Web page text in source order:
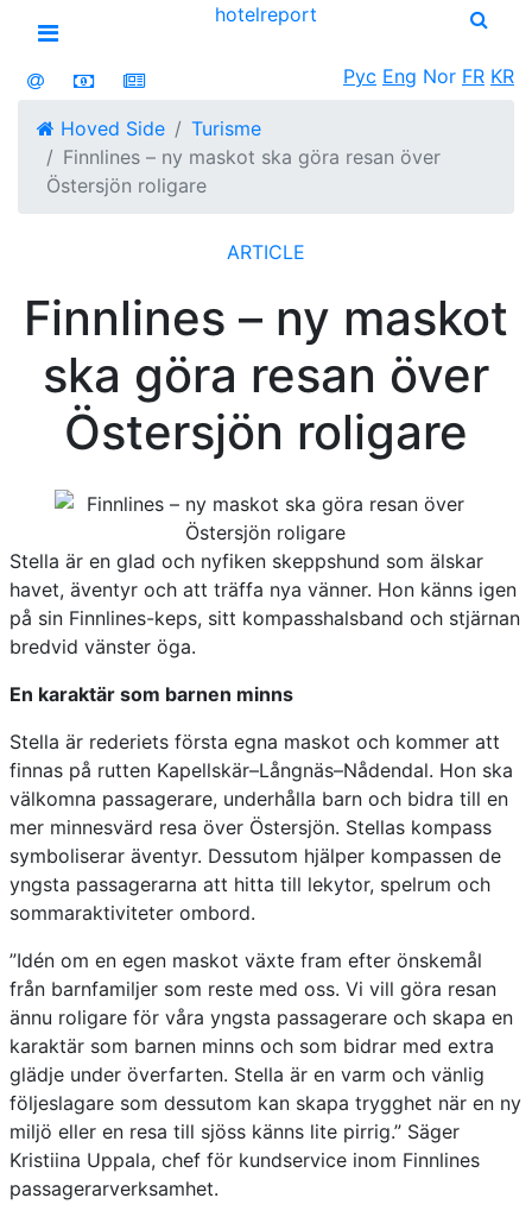
Open menu
hotelreport
Рус Eng Nor FR KR
Hoved Side
Turisme
Finnlines – ny maskot ska göra resan över
Östersjön roligare
ARTICLE
Finnlines – ny maskot
ska göra resan över
Östersjön roligare
Stella är en glad och nyfiken skeppshund som älskar
havet, äventyr och att träffa nya vänner. Hon känns igen
på sin Finnlines-keps, sitt kompasshalsband och stjärnan
bredvid vänster öga.
En karaktär som barnen minns
Stella är rederiets första egna maskot och kommer att
finnas på rutten Kapellskär–Långnäs–Nådendal. Hon ska
välkomna passagerare, underhålla barn och bidra till en
mer minnesvärd resa över Östersjön. Stellas kompass
symboliserar äventyr. Dessutom hjälper kompassen de
yngsta passagerarna att hitta till lekytor, spelrum och
sommaraktiviteter ombord.
”Idén om en egen maskot växte fram efter önskemål
från barnfamiljer som reste med oss. Vi vill göra resan
ännu roligare för våra yngsta passagerare och skapa en
karaktär som barnen minns och som bidrar med extra
glädje under överfarten. Stella är en varm och vänlig
följeslagare som dessutom kan skapa trygghet när en ny
miljö eller en resa till sjöss känns lite pirrig.” Säger
Kristiina Uppala, chef för kundservice inom Finnlines
passagerarverksamhet.